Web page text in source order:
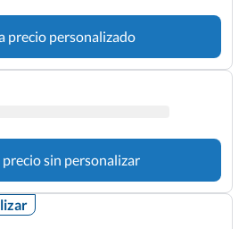
precio personalizado
precio sin personalizar